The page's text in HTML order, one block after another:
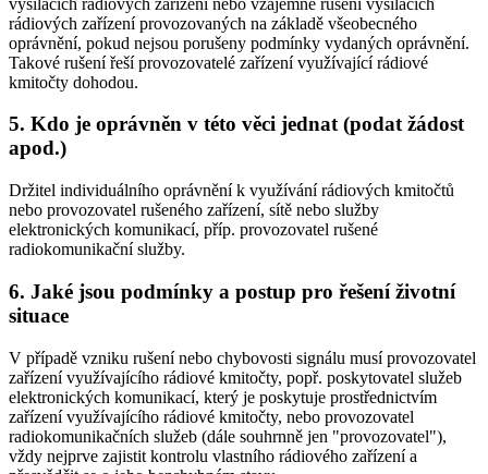
rádiových zařízení provozovaných na základě všeobecného
oprávnění, pokud nejsou porušeny podmínky vydaných oprávnění.
Takové rušení řeší provozovatelé zařízení využívající rádiové
kmitočty dohodou.
5. Kdo je oprávněn v této věci jednat (podat žádost
apod.)
Držitel individuálního oprávnění k využívání rádiových kmitočtů
nebo provozovatel rušeného zařízení, sítě nebo služby
elektronických komunikací, příp. provozovatel rušené
radiokomunikační služby.
6. Jaké jsou podmínky a postup pro řešení životní
situace
V případě vzniku rušení nebo chybovosti signálu musí provozovatel
zařízení využívajícího rádiové kmitočty, popř. poskytovatel služeb
elektronických komunikací, který je poskytuje prostřednictvím
zařízení využívajícího rádiové kmitočty, nebo provozovatel
radiokomunikačních služeb (dále souhrnně jen "provozovatel"),
vždy nejprve zajistit kontrolu vlastního rádiového zařízení a